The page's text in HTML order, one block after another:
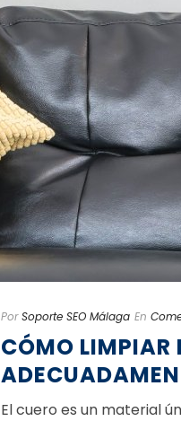
Por Soporte SEO Málaga En
CÓMO LIMPIAR
El cuero es un material